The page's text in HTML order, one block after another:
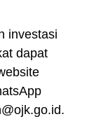
investasi
dapat
.